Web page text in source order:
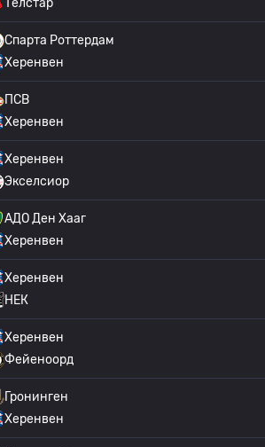
Телстар
Спарта Роттердам
Херенвен
ПСВ
Херенвен
Херенвен
Экселсиор
АДО Ден Хааг
Херенвен
Херенвен
НЕК
Херенвен
Фейеноорд
Гронинген
Херенвен